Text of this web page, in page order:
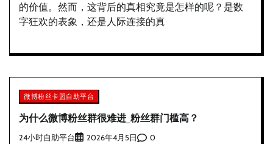
的价值。然而，这背后的真相究竟是怎样的呢？是数
字狂欢的表象，还是人际连接的真
微博粉丝卡盟自助平台
为什么微博粉丝群很难进_粉丝群门槛高？
24小时自助平台 2026年4月5日 0